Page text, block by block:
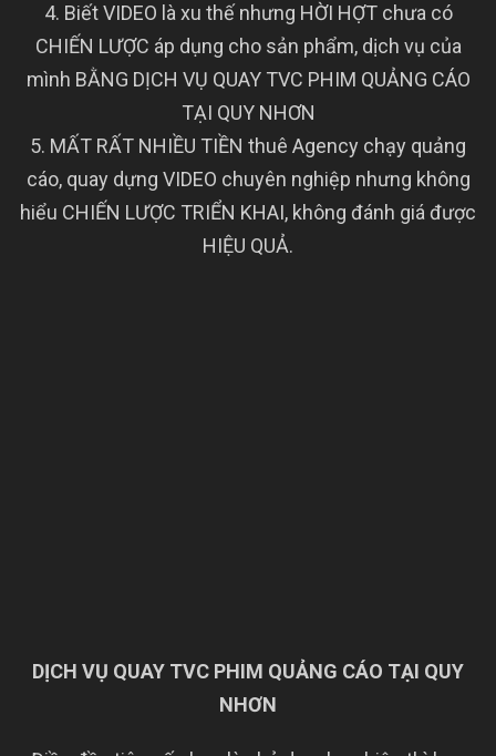
4. Biết VIDEO là xu thế nhưng HỜI HỢT chưa có
CHIẾN LƯỢC áp dụng cho sản phẩm, dịch vụ của
mình BẰNG DỊCH VỤ QUAY TVC PHIM QUẢNG CÁO
TẠI QUY NHƠN
5. MẤT RẤT NHIỀU TIỀN thuê Agency chạy quảng
cáo, quay dựng VIDEO chuyên nghiệp nhưng không
hiểu CHIẾN LƯỢC TRIỂN KHAI, không đánh giá được
HIỆU QUẢ.
DỊCH VỤ QUAY TVC PHIM QUẢNG CÁO TẠI QUY
NHƠN